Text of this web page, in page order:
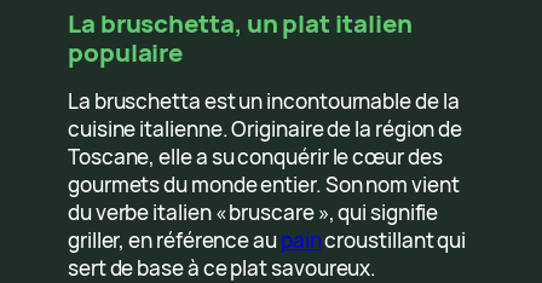
La bruschetta, un plat italien
populaire
La bruschetta est un incontournable de la
cuisine italienne. Originaire de la région de
Toscane, elle a su conquérir le cœur des
gourmets du monde entier. Son nom vient
du verbe italien « bruscare », qui signifie
griller, en référence aupaincroustillant qui
sert de base à ce plat savoureux.